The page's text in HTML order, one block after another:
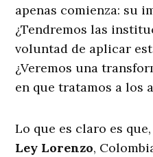
apenas comienza: su
¿Tendremos las
voluntad de aplicar
¿Veremos una
en que tratamos a los
Lo que es claro es
Ley Lorenzo,